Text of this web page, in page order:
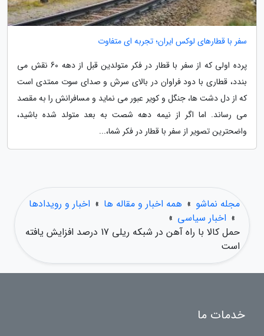
سفر با قطارهای لوکس ایران؛ تجربه ای متفاوت
پرده اولی که از سفر با قطار در فکر متولدین قبل از دهه 60 نقش می
بندد، قطاری با دود فراوان در بالای سرش و صدای سوت ممتدی است
که از دل دشت ها، جنگل و کویر عبور می نماید و مسافرانش را به مقصد
می رساند. اما اگر از نیمه دهه شصت به بعد متولد شده باشید،
واضحترین تصویر از سفر با قطار در فکر شما،...
مجله نماشو » همه اخبار و مقاله ها » اخبار و رویدادها
» اخبار سیاسی »
حمل کالا با راه آهن در شبکه ریلی 17 درصد افزایش یافته
است
خدمات ما